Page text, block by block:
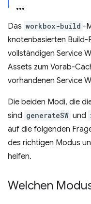
Das workbox-build -
knotenbasierten Build-
vollständigen Service
Assets zum Vorab-
vorhandenen Service
Die beiden Modi, die
sind generateSW und
auf die folgenden
des richtigen Modus
helfen.
Welchen